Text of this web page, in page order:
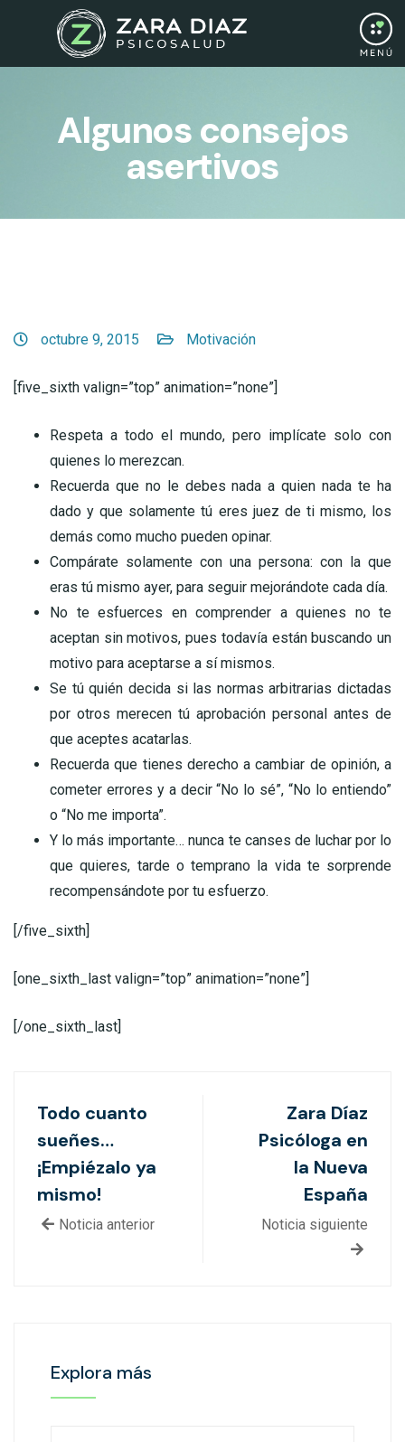
Algunos consejos
asertivos
octubre 9, 2015 Motivación
[five_sixth valign=”top” animation=”none”]
Respeta a todo el mundo, pero implícate solo con
quienes lo merezcan.
Recuerda que no le debes nada a quien nada te ha
dado y que solamente tú eres juez de ti mismo, los
demás como mucho pueden opinar.
Compárate solamente con una persona: con la que
eras tú mismo ayer, para seguir mejorándote cada día.
No te esfuerces en comprender a quienes no te
aceptan sin motivos, pues todavía están buscando un
motivo para aceptarse a sí mismos.
Se tú quién decida si las normas arbitrarias dictadas
por otros merecen tú aprobación personal antes de
que aceptes acatarlas.
Recuerda que tienes derecho a cambiar de opinión, a
cometer errores y a decir “No lo sé”, “No lo entiendo”
o “No me importa”.
Y lo más importante… nunca te canses de luchar por lo
que quieres, tarde o temprano la vida te sorprende
recompensándote por tu esfuerzo.
[/five_sixth]
[one_sixth_last valign=”top” animation=”none”]
[/one_sixth_last]
Todo cuanto
sueñes…
¡Empiézalo ya
mismo!
Noticia anterior
Zara Díaz
Psicóloga en
la Nueva
España
Noticia siguiente
Explora más